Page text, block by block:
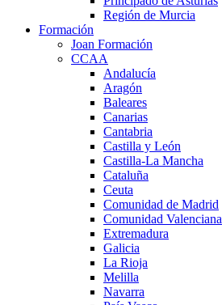
Región de Murcia
Formación
Joan Formación
CCAA
Andalucía
Aragón
Baleares
Canarias
Cantabria
Castilla y León
Castilla-La Mancha
Cataluña
Ceuta
Comunidad de Madrid
Comunidad Valenciana
Extremadura
Galicia
La Rioja
Melilla
Navarra